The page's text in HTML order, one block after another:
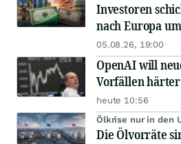
Investoren
nach Europa um
05.08.26, 19:00
OpenAI will
Vorfällen
heute 10:56
Ölkrise nur in den
Die Ölvorräte